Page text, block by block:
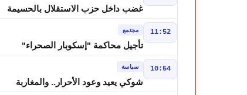
غضب داخل حزب الاستقلال بالحسيمة
الانتخابات التشريعية
11:52 مجتمع
تأجيل محاكمة "إسكوبار الصحراء"
حالة سراح
10:54 سياسة
شوكي يعيد وعود الأحرار.. والمغاربة